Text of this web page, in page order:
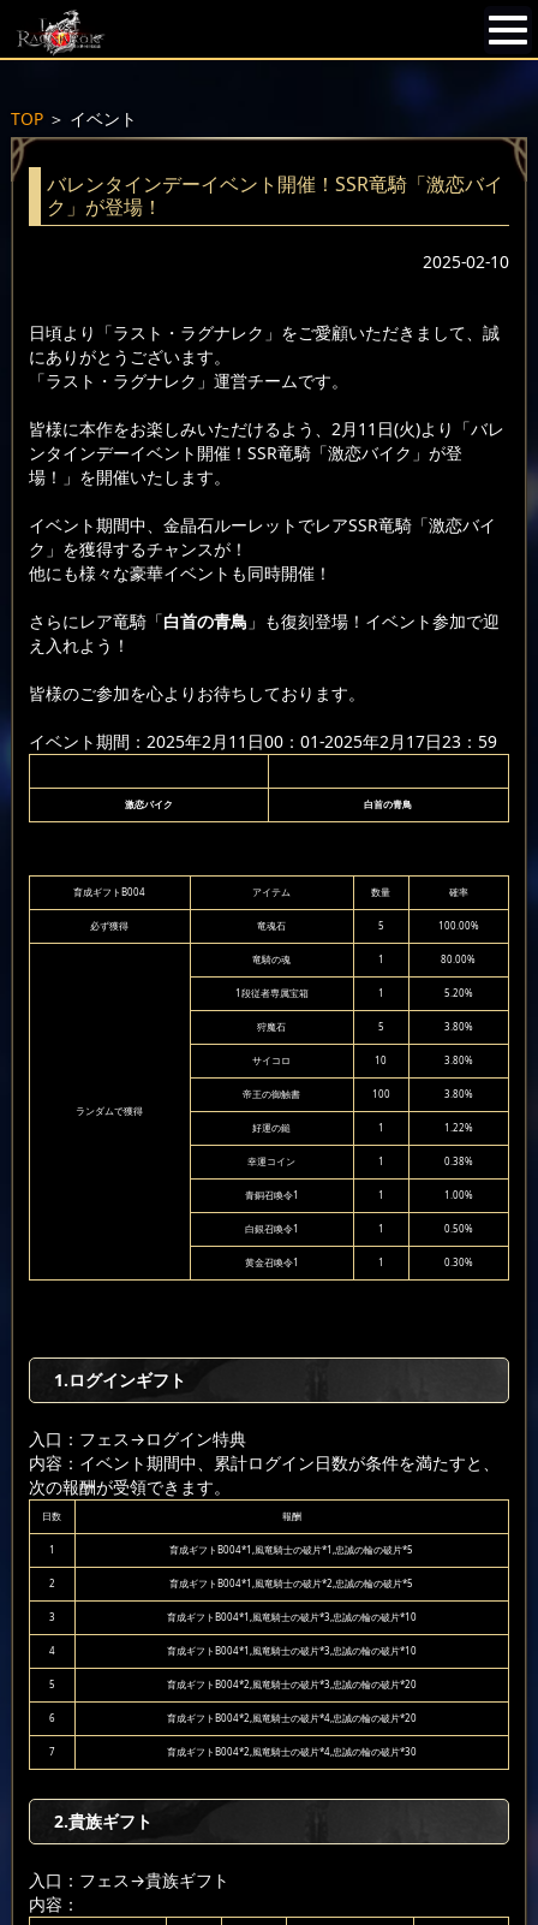
TOP＞ イベント
バレンタインデーイベント開催！SSR竜騎「激恋バイ
ク」が登場！
2025-02-10
日頃より「ラスト・ラグナレク」をご愛顧いただきまして、誠
にありがとうございます。
「ラスト・ラグナレク」運営チームです。
皆様に本作をお楽しみいただけるよう、2月11日(火)より「バレ
ンタインデーイベント開催！SSR竜騎「激恋バイク」が登
場！」を開催いたします。
イベント期間中、金晶石ルーレットでレアSSR竜騎「激恋バイ
ク」を獲得するチャンスが！
他にも様々な豪華イベントも同時開催！
さらにレア竜騎「白首の青鳥 」も復刻登場！イベント参加で迎
え入れよう！
皆様のご参加を心よりお待ちしております。
イベント期間：2025年2月11日00：01-2025年2月17日23：59
激恋バイク 白首の青鳥
育成ギフトB004 アイテム 数量 確率
必ず獲得 竜魂石 5 100.00%
ランダムで獲得
竜騎の魂 1 80.00%
1段従者専属宝箱 1 5.20%
狩魔石 5 3.80%
サイコロ 10 3.80%
帝王の御触書 100 3.80%
好運の鎚 1 1.22%
幸運コイン 1 0.38%
青銅召喚令1 1 1.00%
白銀召喚令1 1 0.50%
黄金召喚令1 1 0.30%
1.ログインギフト
入口：フェス→ログイン特典
内容：イベント期間中、累計ログイン日数が条件を満たすと、
次の報酬が受領できます。
日数 報酬
1 育成ギフトB004*1,風竜騎士の破片*1,忠誠の輪の破片*5
2 育成ギフトB004*1,風竜騎士の破片*2,忠誠の輪の破片*5
3 育成ギフトB004*1,風竜騎士の破片*3,忠誠の輪の破片*10
4 育成ギフトB004*1,風竜騎士の破片*3,忠誠の輪の破片*10
5 育成ギフトB004*2,風竜騎士の破片*3,忠誠の輪の破片*20
6 育成ギフトB004*2,風竜騎士の破片*4,忠誠の輪の破片*20
7 育成ギフトB004*2,風竜騎士の破片*4,忠誠の輪の破片*30
2.貴族ギフト
入口：フェス→貴族ギフト
内容：